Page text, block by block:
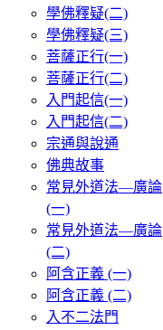
學佛釋疑(二)
學佛釋疑(三)
菩薩正行(一)
菩薩正行(二)
入門起信(一)
入門起信(二)
宗通與說通
佛典故事
常見外道法—廣論
(一)
常見外道法—廣論
(二)
阿含正義 (一)
阿含正義 (二)
入不二法門